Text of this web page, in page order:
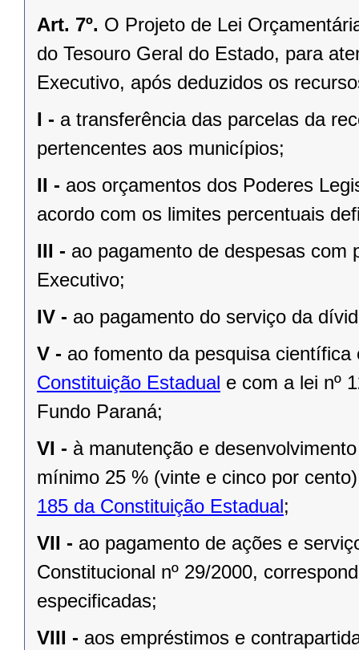
Art. 7º. O Projeto de Lei
do Tesouro Geral do Estado, para
Executivo, após deduzidos os
I - a transferência das parcelas da
pertencentes aos municípios;
II - aos orçamentos dos Poderes
acordo com os limites percentuais
III - ao pagamento de despesas com
Executivo;
IV - ao pagamento do serviço da
V - ao fomento da pesquisa
Constituição Estadual e com a lei nº
Fundo Paraná;
VI - à manutenção e
mínimo 25 % (vinte e cinco por
185 da Constituição Estadual;
VII - ao pagamento de ações e
Constitucional nº 29/2000,
especificadas;
VIII - aos empréstimos e